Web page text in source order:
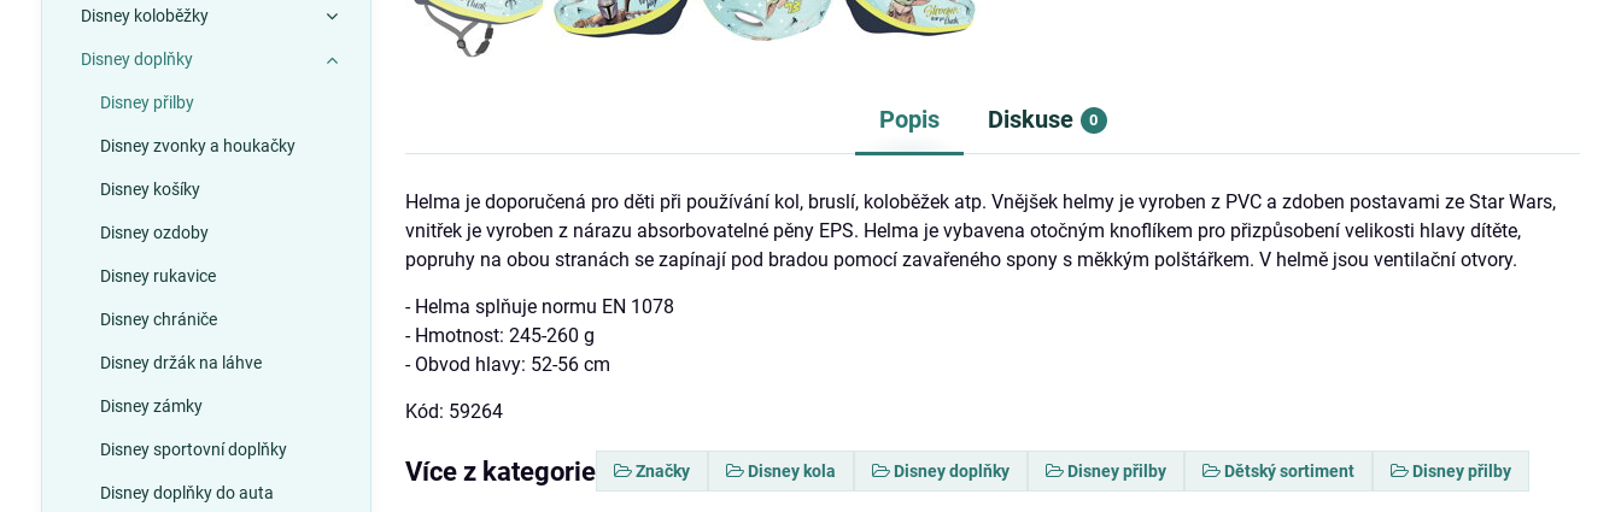
Popis Diskuse 0
Helma je doporučená pro děti při používání kol, bruslí, koloběžek atp. Vnějšek helmy je vyroben z PVC a zdoben postavami ze Star Wars,
vnitřek je vyroben z nárazu absorbovatelné pěny EPS. Helma je vybavena otočným knoflíkem pro přizpůsobení velikosti hlavy dítěte,
popruhy na obou stranách se zapínají pod bradou pomocí zavařeného spony s měkkým polštářkem. V helmě jsou ventilační otvory.
- Helma splňuje normu EN 1078
- Hmotnost: 245-260 g
- Obvod hlavy: 52-56 cm
Kód: 59264
Více z kategorie Značky Disney kola Disney doplňky Disney přilby Dětský sortiment Disney přilby
Disney koloběžky
Disney doplňky
Disney přilby
Disney zvonky a houkačky
Disney košíky
Disney ozdoby
Disney rukavice
Disney chrániče
Disney držák na láhve
Disney zámky
Disney sportovní doplňky
Disney doplňky do auta